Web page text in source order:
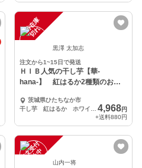
一
時
在
庫
切
れ
黒澤 太加志
注文から1~15日で発送
ＨＩＢ人気の干し芋【華-
hana-】 紅はるか2種類のお得
茨城県ひたちなか市
4,968円
+送料880円
注
文
受
付
停
止
中 山内一将